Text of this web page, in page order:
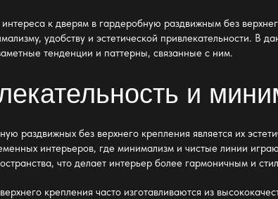
интереса кдверям в гардеробную раздвижным без
удобству и эстетической привлекательности. В
тенденции и паттерны, связанные с ним.
и
раздвижных без верхнего крепления является их
интерьеров, где минимализм и чистые линии
что делает интерьер более гармоничным и
крепления часто изготавливаются из